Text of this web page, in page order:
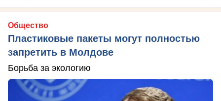
Общество
Пластиковые пакеты могут полностью
запретить в Молдове
Борьба за экологию